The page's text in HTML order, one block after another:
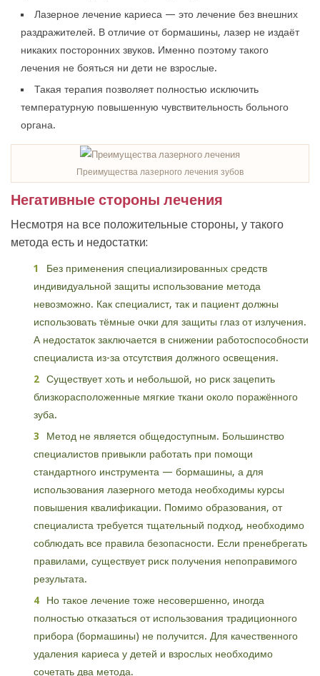
Лазерное лечение кариеса — это лечение без внешних
раздражителей. В отличие от бормашины, лазер не издаёт
никаких посторонних звуков. Именно поэтому такого
лечения не бояться ни дети не взрослые.
Такая терапия позволяет полностью исключить
температурную повышенную чувствительность больного
органа.
Преимущества лазерного лечения зубов
Негативные стороны лечения
Несмотря на все положительные стороны, у такого
метода есть и недостатки:
Без применения специализированных средств
индивидуальной защиты использование метода
невозможно. Как специалист, так и пациент должны
использовать тёмные очки для защиты глаз от излучения.
А недостаток заключается в снижении работоспособности
специалиста из-за отсутствия должного освещения.
Существует хоть и небольшой, но риск зацепить
близкорасположенные мягкие ткани около поражённого
зуба.
Метод не является общедоступным. Большинство
специалистов привыкли работать при помощи
стандартного инструмента — бормашины, а для
использования лазерного метода необходимы курсы
повышения квалификации. Помимо образования, от
специалиста требуется тщательный подход, необходимо
соблюдать все правила безопасности. Если пренебрегать
правилами, существует риск получения непоправимого
результата.
Но такое лечение тоже несовершенно, иногда
полностью отказаться от использования традиционного
прибора (бормашины) не получится. Для качественного
удаления кариеса у детей и взрослых необходимо
сочетать два метода.